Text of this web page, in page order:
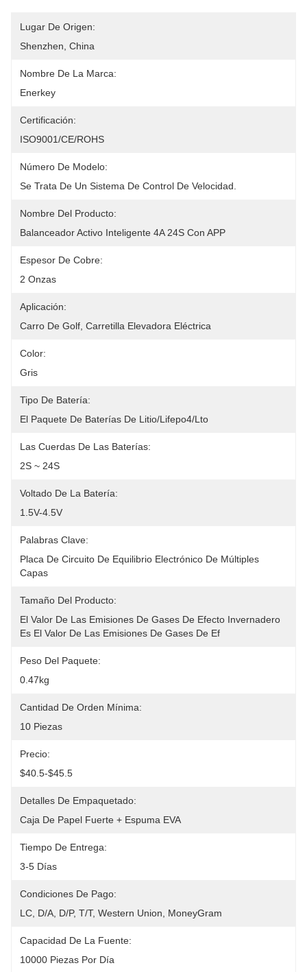
Lugar De Origen:
Shenzhen, China
Nombre De La Marca:
Enerkey
Certificación:
ISO9001/CE/ROHS
Número De Modelo:
Se Trata De Un Sistema De Control De Velocidad.
Nombre Del Producto:
Balanceador Activo Inteligente 4A 24S Con APP
Espesor De Cobre:
2 Onzas
Aplicación:
Carro De Golf, Carretilla Elevadora Eléctrica
Color:
Gris
Tipo De Batería:
El Paquete De Baterías De Litio/Lifepo4/Lto
Las Cuerdas De Las Baterías:
2S ~ 24S
Voltado De La Batería:
1.5V-4.5V
Palabras Clave:
Placa De Circuito De Equilibrio Electrónico De Múltiples
Capas
Tamaño Del Producto:
El Valor De Las Emisiones De Gases De Efecto Invernadero
Es El Valor De Las Emisiones De Gases De Ef
Peso Del Paquete:
0.47kg
Cantidad De Orden Mínima:
10 Piezas
Precio:
$40.5-$45.5
Detalles De Empaquetado:
Caja De Papel Fuerte + Espuma EVA
Tiempo De Entrega:
3-5 Días
Condiciones De Pago:
LC, D/A, D/P, T/T, Western Union, MoneyGram
Capacidad De La Fuente:
10000 Piezas Por Día